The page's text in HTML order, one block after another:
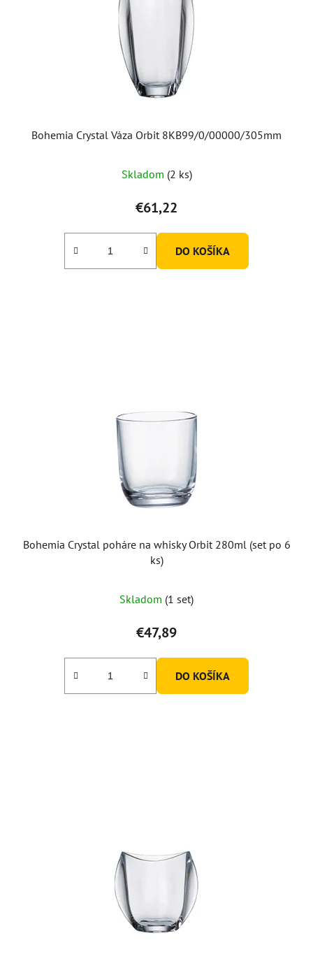
Bohemia Crystal Váza Orbit 8KB99/0/00000/305mm
Skladom (2 ks)
€61,22
DO KOŠÍKA
Bohemia Crystal poháre na whisky Orbit 280ml (set po 6
ks)
Skladom (1 set)
€47,89
DO KOŠÍKA